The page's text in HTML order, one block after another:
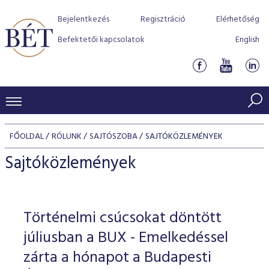
Bejelentkezés Regisztráció
Elérhetőség
Befektetői kapcsolatok
English
KERESKEDÉSI ADATOK
INDEXEK
Jelzáloglevél indexek
Vállalati kötvény indexek
Azonnali Piac
Részvények
Származékos piac
BEFEKTETŐK
Részvény szekció
Hitelpapír szekció
BÉT szabályzatok
Befektetővédelem
Alkalmazott díjstruktúra
Elszámolás
Részvény és vállalati kötvény tőzsdei bevezetését
program
BÉT Xtend - Részvénypiac egyszerűen
TŐZSDETAGOK
Tőzsdetagok, üzletkötők
VENDOROK
FŐOLDAL RÓLUNK SAJTÓSZOBA SAJTÓKÖZLEMÉNYEK
Sajtóközlemények
Történelmi csúcsokat döntött
júliusban a BUX - Emelkedéssel
zárta a hónapot a Budapesti